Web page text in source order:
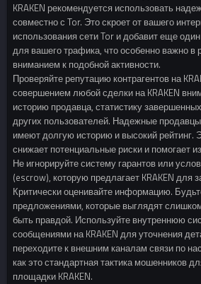
KRAKEN рекомендуется использовать
совместно с Tor. Это скроет от вашего
использования сети Tor и добавит еще
для вашего трафика, что особенно важно
вниманием к подобной активности.
Проверяйте репутацию контрагентов на
совершением любой сделки на KRAKEN
историю продавца, статистику
других пользователей. Надежные
имеют долгую историю и высокий рейтинг.
снижает потенциальные риски и помогает
Не игнорируйте систему гарантов или
(escrow), которую предлагает KRAKEN для
Критически оценивайте информацию.
предложениями, которые выглядят
быть правдой. Используйте внутреннюю
сообщениями на KRAKEN для уточнения
переходите к внешним каналам связи по
как это стандартная тактика мошенников
площадки KRAKEN.